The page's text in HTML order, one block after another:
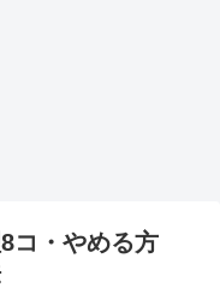
コ・やめる方